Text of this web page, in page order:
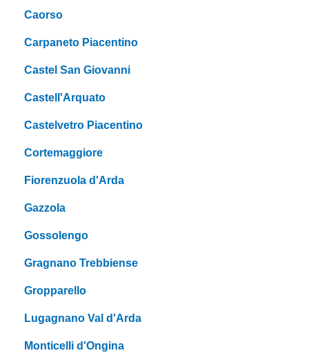
Caorso
Carpaneto Piacentino
Castel San Giovanni
Castell'Arquato
Castelvetro Piacentino
Cortemaggiore
Fiorenzuola d'Arda
Gazzola
Gossolengo
Gragnano Trebbiense
Gropparello
Lugagnano Val d'Arda
Monticelli d'Ongina